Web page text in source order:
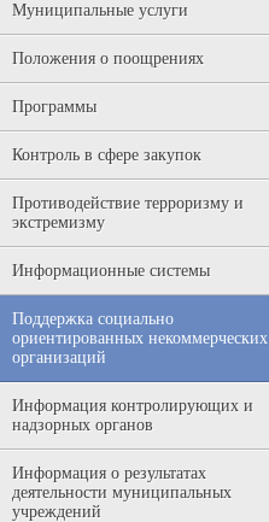
Муниципальные услуги
Положения о поощрениях
Программы
Контроль в сфере закупок
Противодействие терроризму и
экстремизму
Информационные системы
Поддержка социально
ориентированных некоммерческих
организаций
Информация контролирующих и
надзорных органов
Информация о результатах
деятельности муниципальных
учреждений